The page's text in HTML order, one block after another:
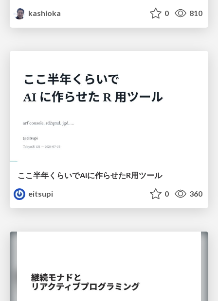
kashioka
0 810
ここ半年くらいでAIに作らせたR用ツール
eitsupi
0 360